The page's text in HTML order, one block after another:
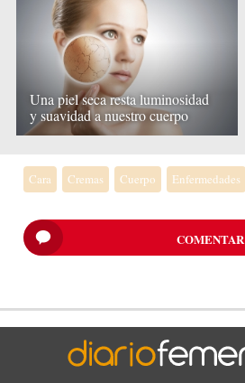
Una piel seca resta luminosidad
y suavidad a nuestro cuerpo
Cara Cremas Cuerpo Enfermedades
COMENTAR